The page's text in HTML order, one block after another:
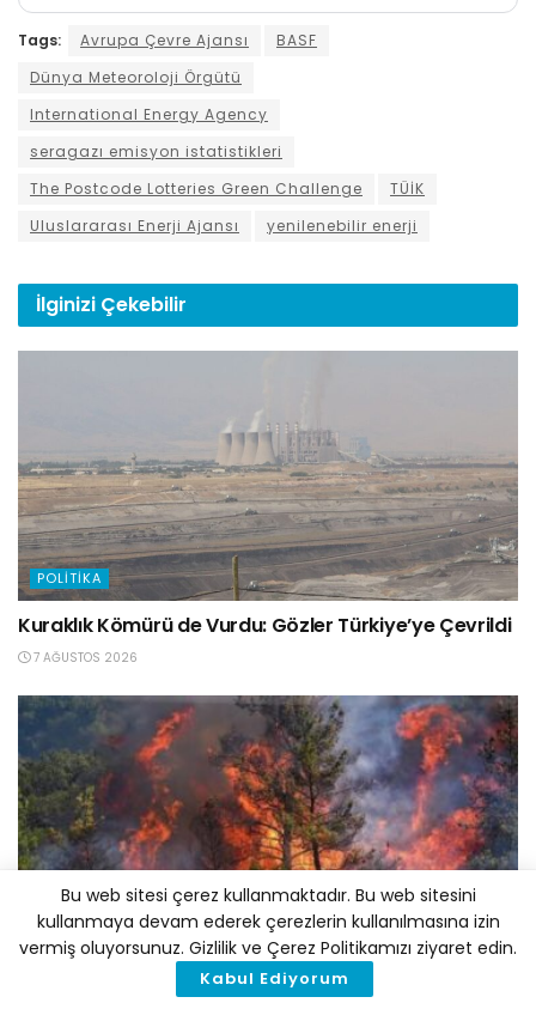
Tags: Avrupa Çevre Ajansı
BASF
Dünya Meteoroloji Örgütü
International Energy Agency
seragazı emisyon istatistikleri
The Postcode Lotteries Green Challenge
TÜİK
Uluslararası Enerji Ajansı
yenilenebilir enerji
İlginizi Çekebilir
POLITIKA
Kuraklık Kömürü de Vurdu: Gözler Türkiye’ye Çevrildi
7 AĞUSTOS 2026
POLITIKA
81 İlde “İl İklim Değişikliği Koordinasyon Kurulu”
Bu web sitesi çerez kullanmaktadır. Bu web sitesini
kullanmaya devam ederek çerezlerin kullanılmasına izin
vermiş oluyorsunuz. Gizlilik ve Çerez Politikamızı ziyaret edin.
Kabul Ediyorum